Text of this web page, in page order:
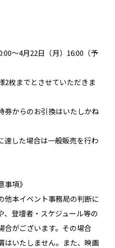
～4月22日（月）16:00（予
枚までとさせていただきま
からのお引換はいたしかね
した場合は一般販売を行わ
事項》
本イベント事務局の判断に
、登壇者・スケジュール等の
合がございます。その場合
はいたしません。また、映画